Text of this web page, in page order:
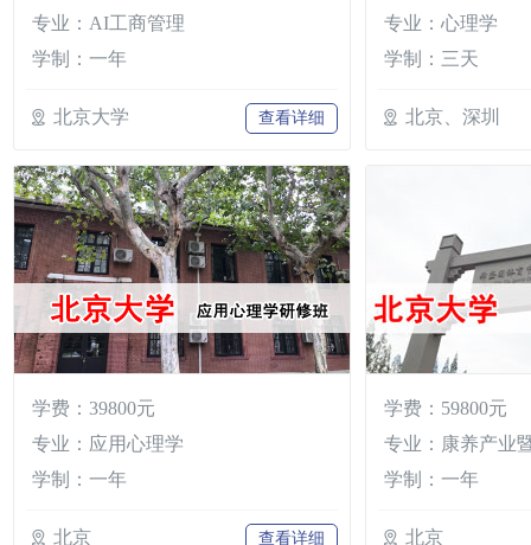
专业：AI工商管理
学制：一年
北京大学 查看详细
专业：心理学
学制：三天
北京、深圳
学费：39800元
专业：应用心理学
学制：一年
北京 查看详细
学费：59800元
专业：康养产业
学制：一年
北京